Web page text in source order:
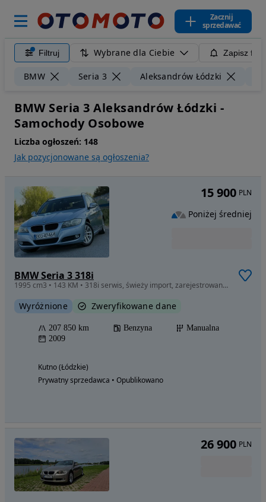
Zacznij
sprzedawać
Filtruj Wybrane dla Ciebie Zapisz
BMW Seria 3 Aleksandrów Łódzki
BMW Seria 3 Aleksandrów Łódzki -
Samochody Osobowe
Liczba ogłoszeń: 148
Jak pozycjonowane są ogłoszenia?
BMW Seria 3 318i
1995 cm3 • 143 KM • 318i serwis, świeży import, zarejestrowana!!!
Wyróżnione Zweryfikowane dane
207 850 km Benzyna
Manualna
2009
Kutno (Łódzkie)
Prywatny sprzedawca • Opublikowano
15 900 PLN
Poniżej średniej
26 900 PLN